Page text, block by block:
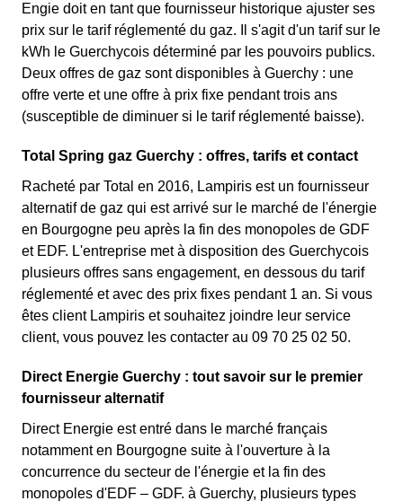
Engie doit en tant que fournisseur historique ajuster ses
prix sur le tarif réglementé du gaz. Il s'agit d'un tarif sur le
kWh le Guerchycois déterminé par les pouvoirs publics.
Deux offres de gaz sont disponibles à Guerchy : une
offre verte et une offre à prix fixe pendant trois ans
(susceptible de diminuer si le tarif réglementé baisse).
Total Spring gaz Guerchy : offres, tarifs et contact
Racheté par Total en 2016, Lampiris est un fournisseur
alternatif de gaz qui est arrivé sur le marché de l'énergie
en Bourgogne peu après la fin des monopoles de GDF
et EDF. L'entreprise met à disposition des Guerchycois
plusieurs offres sans engagement, en dessous du tarif
réglementé et avec des prix fixes pendant 1 an. Si vous
êtes client Lampiris et souhaitez joindre leur service
client, vous pouvez les contacter au 09 70 25 02 50.
Direct Energie Guerchy : tout savoir sur le premier
fournisseur alternatif
Direct Energie est entré dans le marché français
notamment en Bourgogne suite à l'ouverture à la
concurrence du secteur de l'énergie et la fin des
monopoles d'EDF – GDF. à Guerchy, plusieurs types